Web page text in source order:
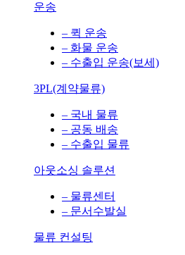
운송
– 퀵 운송
– 화물 운송
– 수출입 운송(보세)
3PL(계약물류)
– 국내 물류
– 공동 배송
– 수출입 물류
아웃소싱 솔루션
– 물류센터
– 문서수발실
물류 컨설팅